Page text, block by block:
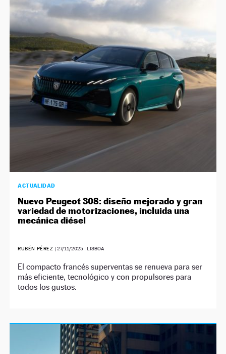
ACTUALIDAD
Nuevo Peugeot 308: diseño mejorado y gran
variedad de motorizaciones, incluida una
mecánica diésel
RUBÉN PÉREZ |27/11/2025 | LISBOA
El compacto francés superventas se renueva para ser
más eficiente, tecnológico y con propulsores para
todos los gustos.